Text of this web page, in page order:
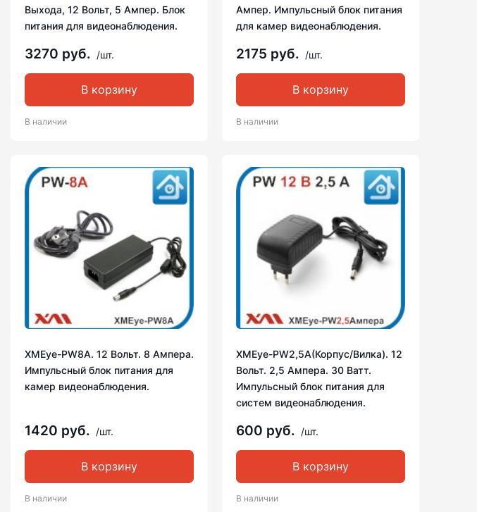
Выхода, 12 Вольт, 5 Ампер. Блок
питания для видеонаблюдения.
3270 руб. /шт.
В корзину
В наличии
Ампер. Импульсный блок питания
для камер видеонаблюдения.
2175 руб. /шт.
В корзину
В наличии
XMEye-PW8A. 12 Вольт. 8 Ампера.
Импульсный блок питания для
камер видеонаблюдения.
1420 руб. /шт.
В корзину
В наличии
XMEye-PW2,5A(Корпус/Вилка). 12
Вольт. 2,5 Ампера. 30 Ватт.
Импульсный блок питания для
систем видеонаблюдения.
600 руб. /шт.
В корзину
В наличии